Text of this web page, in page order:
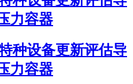
力容器
种设备更新评估导
力容器